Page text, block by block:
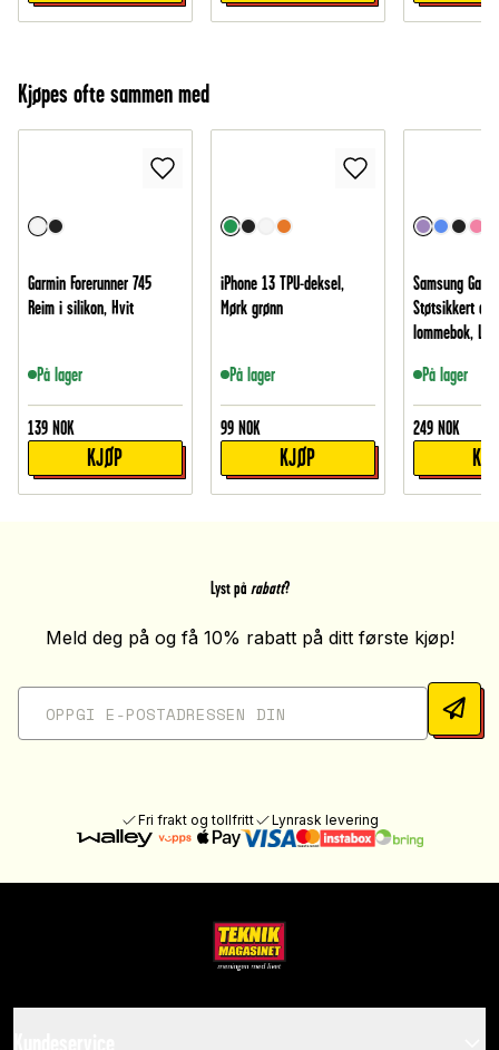
Kjøpes ofte sammen med
Garmin Forerunner 745
Reim i silikon, Hvit
På lager
139 NOK
KJØP
iPhone 13 TPU-deksel,
Mørk grønn
På lager
99 NOK
KJØP
Samsung
Støtsikkert
lommebok, Lilla
På lager
249 NOK
Lyst på rabatt?
Meld deg på og få 10% rabatt på ditt første kjøp!
Fri frakt og tollfritt Lynrask levering